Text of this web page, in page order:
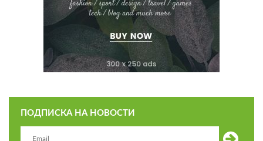
ПОДПИСКА НА НОВОСТИ